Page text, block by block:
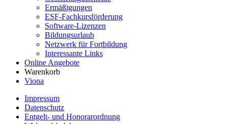
Ermäßigungen
ESF-Fachkursförderung
Software-Lizenzen
Bildungsurlaub
Netzwerk für Fortbildung
Interessante Links
Online Angebote
Warenkorb
Viona
Impressum
Datenschutz
Entgelt- und Honorarordnung